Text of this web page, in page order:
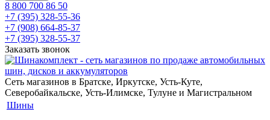
8 800 700 86 50
+7 (395) 328-55-36
+7 (908) 664-85-37
+7 (395) 328-55-37
Заказать звонок
Сеть магазинов в Братске, Иркутске, Усть-Куте,
Северобайкальске, Усть-Илимске, Тулуне и Магистральном
Шины